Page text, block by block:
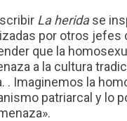
La heridase
por otros jefes
que la
a la cultura
. Imaginemos la
patriarcal y lo